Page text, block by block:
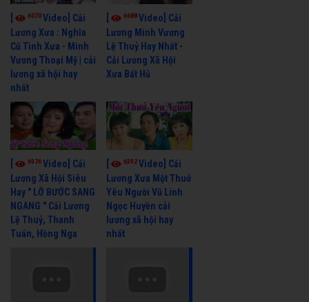
6070Video] Cải
Lương Xưa : Nghĩa
Cũ Tình Xưa - Minh
Vương Thoại Mỹ | cải
lương xã hội hay
nhất
6688Video] Cải
Lương Minh Vương
Lệ Thuỷ Hay Nhất -
Cải Lương Xã Hội
Xưa Bất Hủ
6976Video] Cải
Lương Xã Hội Siêu
Hay " LỠ BƯỚC SANG
NGANG " Cải Lương
Lệ Thuỷ, Thanh
Tuấn, Hồng Nga
6392Video] Cải
Lương Xưa Một Thuở
Yêu Người Vũ Linh
Ngọc Huyền cải
lương xã hội hay
nhất